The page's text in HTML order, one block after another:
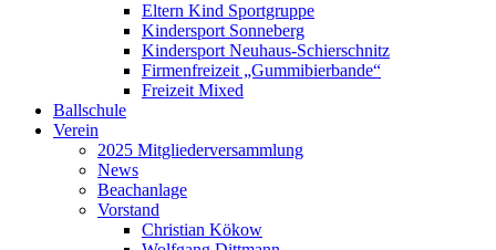
Eltern Kind Sportgruppe
Kindersport Sonneberg
Kindersport Neuhaus-Schierschnitz
Firmenfreizeit „Gummibierbande“
Freizeit Mixed
Ballschule
Verein
2025 Mitgliederversammlung
News
Beachanlage
Vorstand
Christian Kökow